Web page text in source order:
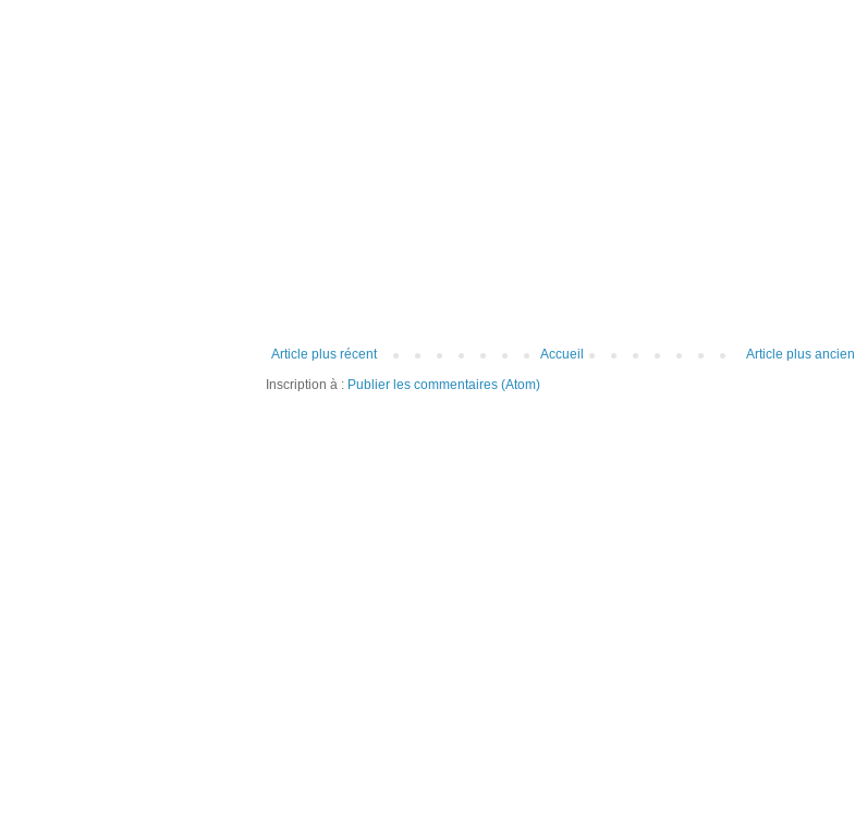
Article plus récent Article plus ancien
Accueil
Inscription à : Publier les commentaires (Atom)